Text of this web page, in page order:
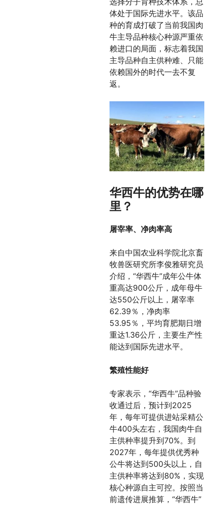
体处于国际先进水平。该品
种的育成打破了当前我国肉
牛主导品种核心种源严重依
赖进口的局面，标志着我国
主导品种自主供种难、只能
依赖国外的时代一去不复
返。
华西牛的优势在哪
里？
屠宰率、净肉率高
来自中国农业科学院北京畜
牧兽医研究所李俊雅研究员
介绍，“华西牛”成年公牛体
重高达900公斤，成年母牛
达550公斤以上，屠宰率
62.39％，净肉率
53.95％，平均育肥期日增
重达1.36公斤，主要生产性
能达到国际先进水平。
繁殖性能好
专家表示，“华西牛”品种验
收通过后，预计到2025
年，每年可提供进站采精公
牛400头左右，我国肉牛自
主供种率提升到70%。到
2027年，每年提供优秀种
公牛将达到500头以上，自
主供种率将达到80%，实现
核心种源自主可控。按照当
前遗传进展推算，“华西牛”